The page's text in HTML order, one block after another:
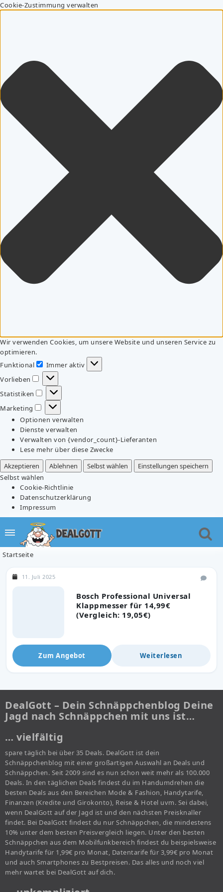
Cookie-Zustimmung verwalten
Wir verwenden Cookies, um unsere Website und unseren Service zu
optimieren.
Funktional
Funktional
Immer aktiv
Vorlieben
Vorlieben
Statistiken
Statistiken
Marketing
Marketing
Optionen verwalten
Dienste verwalten
Verwalten von {vendor_count}-Lieferanten
Lese mehr über diese Zwecke
Akzeptieren
Ablehnen Selbst wählen
Einstellungen speichern
Selbst wählen
Cookie-Richtlinie
Datenschutzerklärung
Impressum
Startseite
Bosch Professional Universal
Klappmesser für 14,99€
(Vergleich: 19,05€)
11. Juli 2025
Zum Angebot Weiterlesen
DealGott – Dein Schnäppchenblog Deine
Jagd nach Schnäppchen mit uns ist…
… vielfältig
spare täglich bei über 35 Deals. DealGott ist dein
Schnäppchenblog mit einer großartigen Auswahl an Deals und
Schnäppchen. Seit 2009 sind es nun schon weit mehr als 100.000
Deals. In den täglichen Deals findest du im Handumdrehen die
besten Deals aus den Bereichen Mode & Fashion, Handytarife,
Finanzen (Kredite und Girokonto), Reise & Hotel uvm. Sei dabei,
wenn DealGott auf der Jagd ist und den nächsten Preisknaller
findet. Bei DealGott findest du nur Schnäppchen, die mindestens
10% unter dem besten Preisvergleich liegen. Unter den besten
Schnäppchen aus dem Mobilfunkbereich findest du beispielsweise
Handytarife für 1,99€ pro Monat, Datentarife für 3,99€ pro Monat
und auch Smartphones zu Bestpreisen. Das alles und noch viel
mehr wartet bei DealGott auf dich.